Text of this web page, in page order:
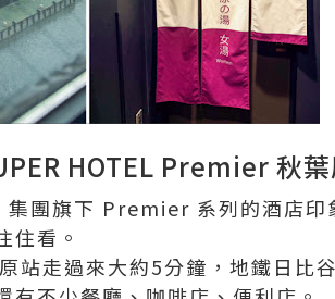
HOTEL Premier 秋葉
團旗下 Premier 系列的酒店印
住看。
站走過來大約5分鐘，地鐵日比